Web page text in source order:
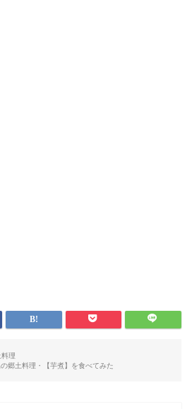
理
郷土料理・【芋煮】を食べてみた